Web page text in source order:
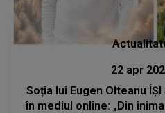
22 apr
Soția lui Eugen Olteanu ÎȘI
în mediul online: „Din